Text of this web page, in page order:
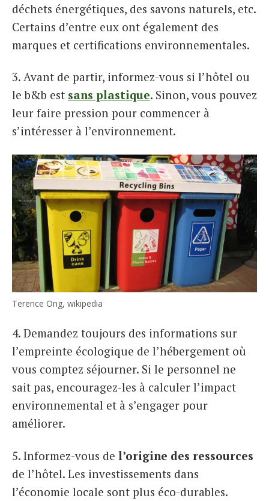
déchets énergétiques, des savons naturels, etc.
Certains d’entre eux ont également des
marques et certifications environnementales.
3. Avant de partir, informez-vous si l’hôtel ou
le b&b est sans plastique. Sinon, vous pouvez
leur faire pression pour commencer à
s’intéresser à l’environnement.
Terence Ong, wikipedia
4. Demandez toujours des informations sur
l’empreinte écologique de l’hébergement où
vous comptez séjourner. Si le personnel ne
sait pas, encouragez-les à calculer l’impact
environnemental et à s’engager pour
améliorer.
5. Informez-vous de l’origine des ressources
de l’hôtel. Les investissements dans
l’économie locale sont plus éco-durables.